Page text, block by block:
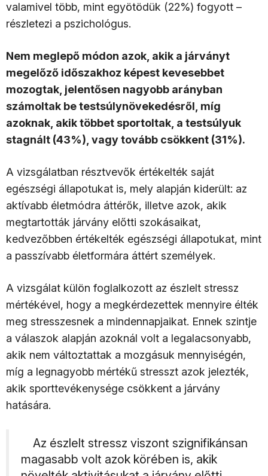
valamivel több, mint egyötödük (22%) fogyott –
részletezi a pszichológus.
Nem meglepő módon azok, akik a járványt
megelőző időszakhoz képest kevesebbet
mozogtak, jelentősen nagyobb arányban
számoltak be testsúlynövekedésről, míg
azoknak, akik többet sportoltak, a testsúlyuk
stagnált (43%), vagy tovább csökkent (31%).
A vizsgálatban résztvevők értékelték saját
egészségi állapotukat is, mely alapján kiderült: az
aktívabb életmódra áttérők, illetve azok, akik
megtartották járvány előtti szokásaikat,
kedvezőbben értékelték egészségi állapotukat, mint
a passzívabb életformára áttért személyek.
A vizsgálat külön foglalkozott az észlelt stressz
mértékével, hogy a megkérdezettek mennyire élték
meg stresszesnek a mindennapjaikat. Ennek szintje
a válaszok alapján azoknál volt a legalacsonyabb,
akik nem változtattak a mozgásuk mennyiségén,
míg a legnagyobb mértékű stresszt azok jelezték,
akik sporttevékenysége csökkent a járvány
hatására.
Az észlelt stressz viszont szignifikánsan
magasabb volt azok körében is, akik